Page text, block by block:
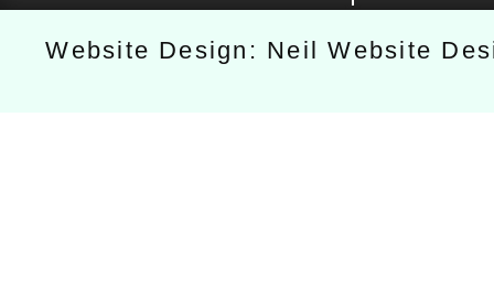
Website Design: Neil Website